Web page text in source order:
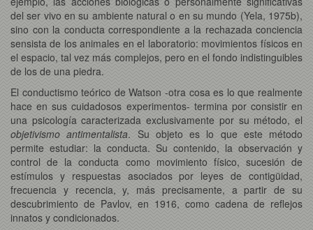
del ser vivo en su ambiente natural o en su mundo (Yela, 1975b),
sino con la conducta correspondiente a la rechazada conciencia
sensista de los animales en el laboratorio: movimientos físicos en
el espacio, tal vez más complejos, pero en el fondo indistinguibles
de los de una piedra.
El conductismo teórico de Watson -otra cosa es lo que realmente
hace en sus cuidadosos experimentos- termina por consistir en
una psicología caracterizada exclusivamente por su método, el
objetivismo antimentalista. Su objeto es lo que este método
permite estudiar: la conducta. Su contenido, la observación y
control de la conducta como movimiento físico, sucesión de
estímulos y respuestas asociados por leyes de contigüidad,
frecuencia y recencia, y, más precisamente, a partir de su
descubrimiento de Pavlov, en 1916, como cadena de reflejos
innatos y condicionados.